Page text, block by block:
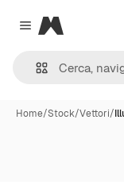
Close menu
Magnific
Home/Stock/Vettori/